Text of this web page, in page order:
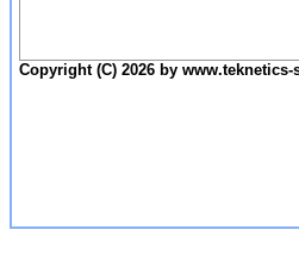
Copyright (C) 2026 by www.teknetics-